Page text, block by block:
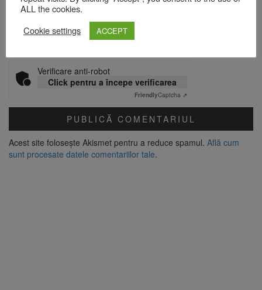
Verificare anti-robot
Click pentru a începe verificarea
FriendlyCaptcha ⇗
Acest site folosește Akismet pentru a reduce spamul. Află cum
sunt procesate datele comentariilor tale.
ALL the cookies.
Cookie settings
ACCEPT